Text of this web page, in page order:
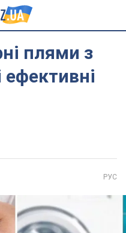
плями з
РУС